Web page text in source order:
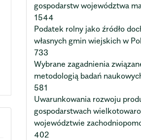
gospodarstw województwa
1544
Podatek rolny jako źródło
własnych gmin wiejskich w
733
Wybrane zagadnienia
metodologią badań
581
Uwarunkowania rozwoju
gospodarstwach
województwie
402